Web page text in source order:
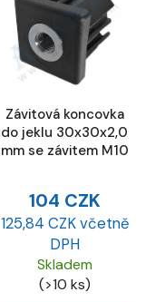
Závitová koncovka
do jeklu 30x30x2,0
mm se závitem M10
104 CZK
125,84 CZK včetně
DPH
Skladem
(>10 ks)